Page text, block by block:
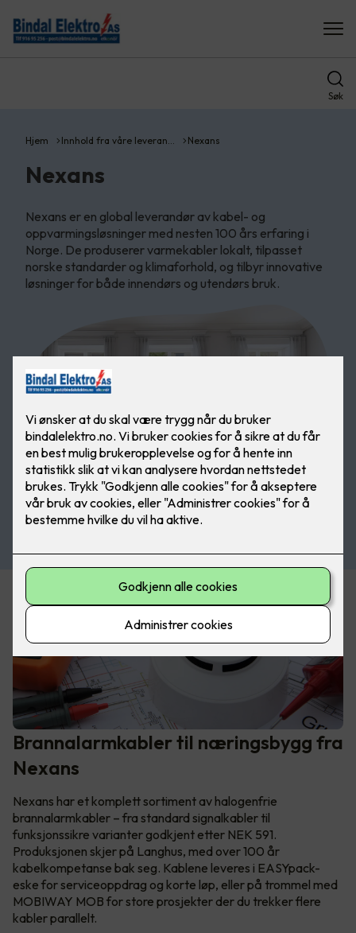
Søk
Hjem Innhold fra våre leveran… Nexans
Nexans
Nexans er en global leverandør av kabel- og
oppvarmingsløsninger med nesten 100 års erfaring i
Norge. De produserer varmekabler lokalt, tilpasset
norske standarder og klimaforhold, og tilbyr innovative
løsninger for både innendørs og utendørs bruk.
Brannalarmkabler til næringsbygg fra
Nexans
Nexans har et komplett sortiment av halogenfrie
brannalarmkabler – fra standard signalkabler til
funksjonssikre varianter godkjent etter NEK 591.
Produksjonen skjer på Langhus, med over 100 år
kabelkompetanse bak seg. Kablene leveres i EASYpack-
eske for serviceoppdrag og korte løp, eller på trommel med
MOBIWAY MOB for store prosjekter der du trekker flere
kabler parallelt.